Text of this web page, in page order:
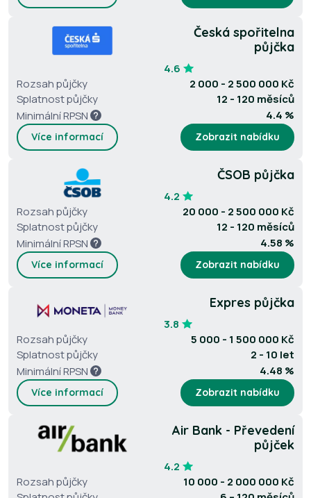
Česká spořitelna
půjčka
4.6
Rozsah půjčky
2 000 - 2 500 000 Kč
Splatnost půjčky
12 - 120 měsíců
Minimální RPSN
4.4 %
Více informací Zobrazit nabídku
ČSOB půjčka
4.2
Rozsah půjčky
20 000 - 2 500 000 Kč
Splatnost půjčky
12 - 120 měsíců
Minimální RPSN
4.58 %
Více informací Zobrazit nabídku
Expres půjčka
3.8
Rozsah půjčky
5 000 - 1 500 000 Kč
Splatnost půjčky
2 - 10 let
Minimální RPSN
4.48 %
Více informací Zobrazit nabídku
Air Bank - Převedení
půjček
4.2
Rozsah půjčky
10 000 - 2 000 000 Kč